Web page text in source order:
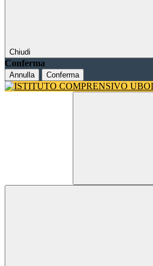
Chiudi
Conferma
Annulla Conferma